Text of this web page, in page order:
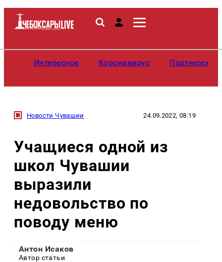
Интересное Коронавирус
Новости Чувашии 24.09.2022, 08:19
Учащиеся одной из
школ Чувашии
выразили
недовольство по
поводу меню
Антон Исаков
Автор статьи